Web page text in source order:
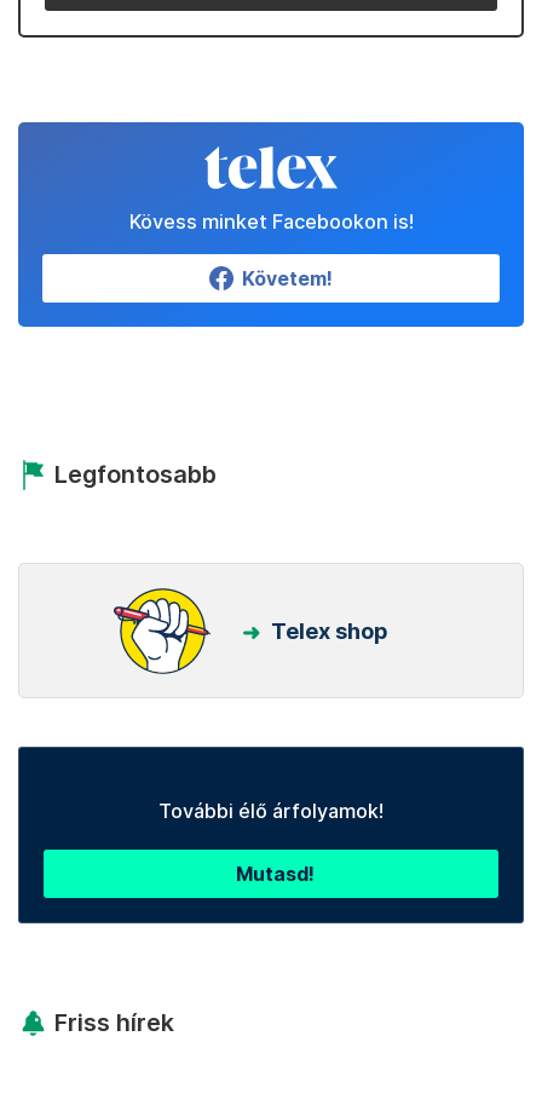
Kövess minket Facebookon is!
Követem!
Legfontosabb
Telex shop
További élő árfolyamok!
Mutasd!
Friss hírek